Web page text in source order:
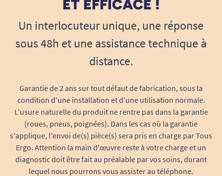
26/03/2021
Idéal pour la douche mais il faut être aidé pour l'enfiler
ET EFFICACE !
Un interlocuteur unique, une réponse
sous 48h et une assistance technique à
distance.
Garantie de 2 ans sur tout défaut de fabrication, sous la
condition d'une installation et d'une utilisation normale.
L'usure naturelle du produit ne rentre pas dans la garantie
(roues, pneus, poignées). Dans les cas où la garantie
s'applique, l'envoi de(s) pièce(s) sera pris en charge par Tous
Ergo. Attention la main d'œuvre reste à votre charge et un
diagnostic doit être fait au préalable par vos soins, durant
lequel nous pourrons vous assister au téléphone.